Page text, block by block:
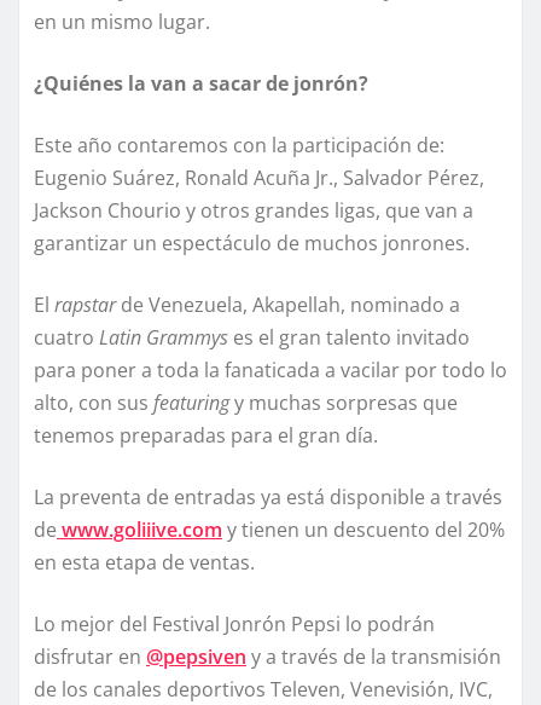
en un mismo lugar.
¿Quiénes la van a sacar de jonrón?
Este año contaremos con la participación de:
Eugenio Suárez, Ronald Acuña Jr., Salvador Pérez,
Jackson Chourio y otros grandes ligas, que van a
garantizar un espectáculo de muchos jonrones.
El rapstarde Venezuela, Akapellah, nominado a
cuatro Latin Grammys es el gran talento invitado
para poner a toda la fanaticada a vacilar por todo lo
alto, con sus featuringy muchas sorpresas que
tenemos preparadas para el gran día.
La preventa de entradas ya está disponible a través
de www.goliiive.com y tienen un descuento del 20%
en esta etapa de ventas.
Lo mejor del Festival Jonrón Pepsi lo podrán
disfrutar en @pepsiven y a través de la transmisión
de los canales deportivos Televen, Venevisión, IVC,